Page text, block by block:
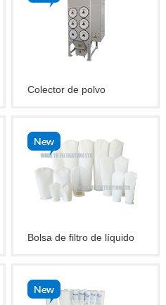
Colector de polvo
Bolsa de filtro de líquido